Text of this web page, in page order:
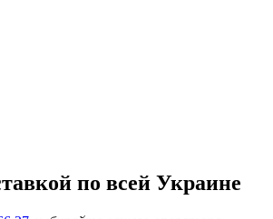
по всей Украине